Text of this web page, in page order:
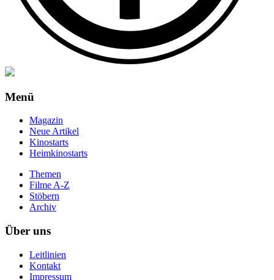
Menü
Magazin
Neue Artikel
Kinostarts
Heimkinostarts
Themen
Filme A-Z
Stöbern
Archiv
Über uns
Leitlinien
Kontakt
Impressum